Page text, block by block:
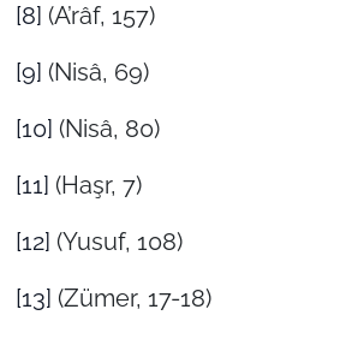
[8] (A’râf, 157)
[9] (Nisâ, 69)
[10] (Nisâ, 80)
[11] (Haşr, 7)
[12] (Yusuf, 108)
[13] (Zümer, 17-18)